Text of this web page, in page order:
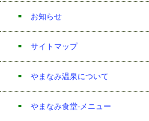
お知らせ
サイトマップ
やまなみ温泉について
やまなみ食堂-メニュー